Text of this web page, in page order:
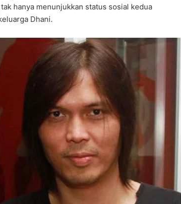
hanya menunjukkan status sosial kedua
Dhani.